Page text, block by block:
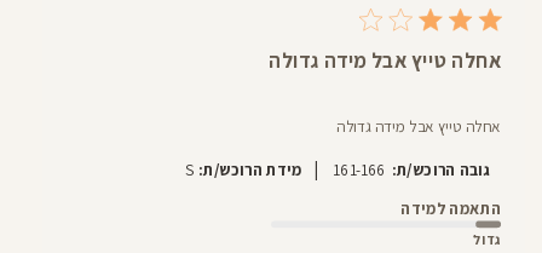
אחלה טייץ אבל מידה גדולה
אחלה טייץ אבל מידה גדולה
גובה הרוכש/ת: 161-166 מידת הרוכש/ת: S
התאמה למידה
גדול